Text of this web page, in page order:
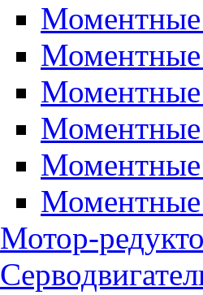
Моментные
Моментные
Моментные
Моментные
Моментные
Моментные
Мотор-